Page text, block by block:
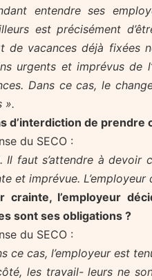
entendre ses
est précisément
de vacances déjà fixées
urgents et imprévus de
Dans ce cas, le
».
d’interdiction de prendre
du SECO :
Il faut s’attendre à devoir
et imprévue.
crainte, l’employeur
sont ses obligations ?
du SECO :
ce cas, l’employeur est
les travail- leurs ne